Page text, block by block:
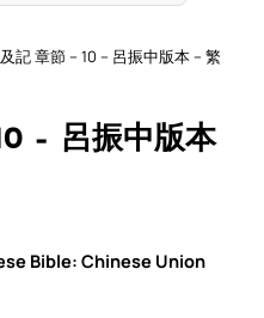
記 章節 – 10 – 呂振中版本 – 繁
– 呂振中版本
Bible: Chinese Union